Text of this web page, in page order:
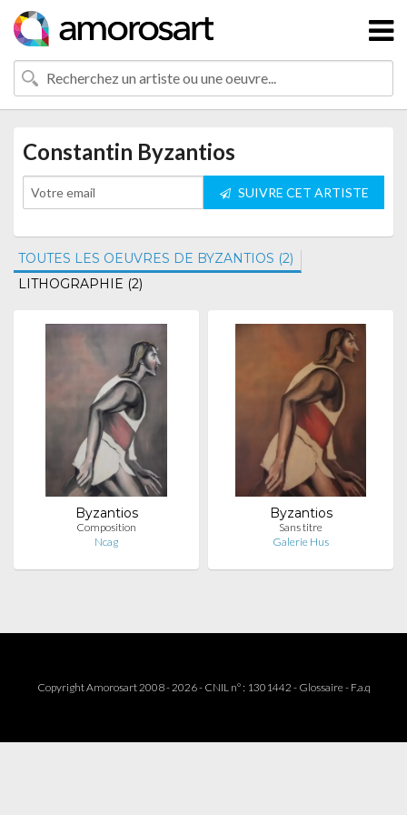
Constantin Byzantios
SUIVRE CET ARTISTE
TOUTES LES OEUVRES DE BYZANTIOS (2)
LITHOGRAPHIE (2)
Byzantios
Composition
Ncag
Byzantios
Sans titre
Galerie Hus
Copyright Amorosart 2008 - 2026 - CNIL n° : 1301442 - Glossaire- F.a.q